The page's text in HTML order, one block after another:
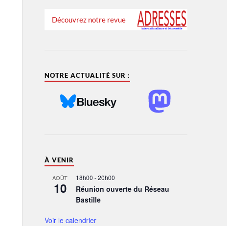
Découvrez notre revue
NOTRE ACTUALITÉ SUR :
À VENIR
AOÛT
10
18h00 -20h00
Réunion ouverte du Réseau
Bastille
Voir le calendrier